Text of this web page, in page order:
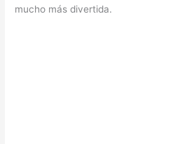
mucho más divertida.